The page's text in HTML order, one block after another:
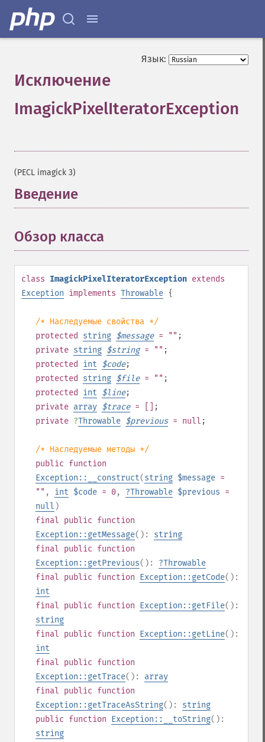
Язык:
Исключение
ImagickPixelIteratorException
(PECL imagick 3)
Введение
Обзор класса
class ImagickPixelIteratorException extends
Exception implements Throwable {
/* Наследуемые свойства */
protected
string $message= "" ;
private string $string= "" ;
protected
int $code;
protected
string $file= "" ;
protected
int $line;
private array $trace= []
;
private ?Throwable $previous= null ;
/* Наследуемые методы */
public function
Exception::__construct(string $message =
"" , int $code = 0, ?Throwable $previous =
null )
final public function
Exception::getMessage(): string
final public function
Exception::getPrevious(): ?Throwable
final public function Exception::getCode():
int
final public function Exception::getFile():
string
final public function Exception::getLine():
int
final public function
Exception::getTrace(): array
final public function
Exception::getTraceAsString(): string
public function Exception::__toString():
string